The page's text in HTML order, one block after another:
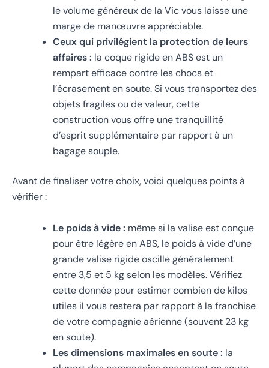
le volume généreux de la Vic vous laisse une
marge de manœuvre appréciable.
Ceux qui privilégient la protection de leurs
affaires : la coque rigide en ABS est un
rempart efficace contre les chocs et
l’écrasement en soute. Si vous transportez des
objets fragiles ou de valeur, cette
construction vous offre une tranquillité
d’esprit supplémentaire par rapport à un
bagage souple.
Avant de finaliser votre choix, voici quelques points à
vérifier :
Le poids à vide : même si la valise est conçue
pour être légère en ABS, le poids à vide d’une
grande valise rigide oscille généralement
entre 3,5 et 5 kg selon les modèles. Vérifiez
cette donnée pour estimer combien de kilos
utiles il vous restera par rapport à la franchise
de votre compagnie aérienne (souvent 23 kg
en soute).
Les dimensions maximales en soute : la